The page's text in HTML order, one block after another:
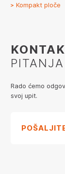
Kompakt ploče
PITANJA
Rado ćemo
svoj upit.